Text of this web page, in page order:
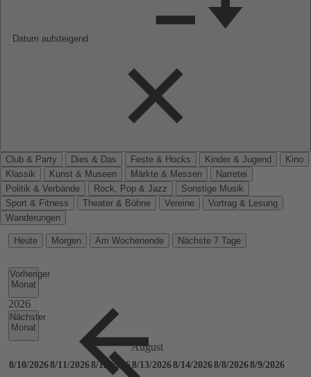
Datum aufsteigend
Club & Party Dies & Das Feste & Hocks Kinder & Jugend
Kino
Klassik
Kunst & Museen Märkte & Messen
Narretei
Politik & Verbände
Rock, Pop & Jazz
Sonstige Musik
Sport & Fitness
Theater & Bühne Vereine
Vortrag & Lesung
Wanderungen
Heute Morgen Am Wochenende Nächste 7 Tage
Vorheriger
Monat
Nächster
Monat